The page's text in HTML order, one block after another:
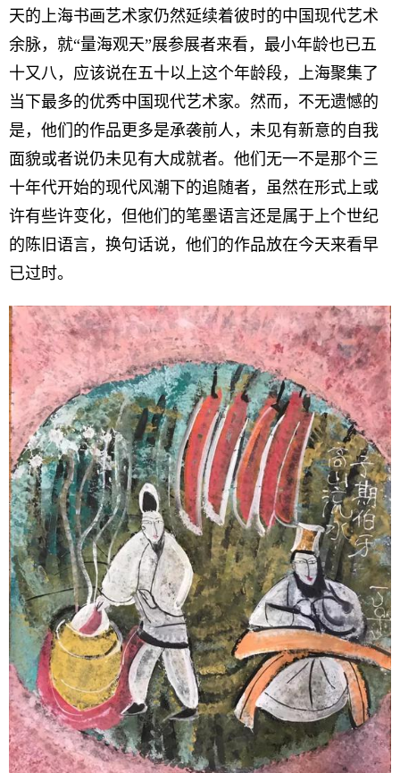
天的上海书画艺术家仍然延续着彼时的中国现代艺术
余脉，就“量海观天”展参展者来看，最小年龄也已五
十又八，应该说在五十以上这个年龄段，上海聚集了
当下最多的优秀中国现代艺术家。然而，不无遗憾的
是，他们的作品更多是承袭前人，未见有新意的自我
面貌或者说仍未见有大成就者。他们无一不是那个三
十年代开始的现代风潮下的追随者，虽然在形式上或
许有些许变化，但他们的笔墨语言还是属于上个世纪
的陈旧语言，换句话说，他们的作品放在今天来看早
已过时。